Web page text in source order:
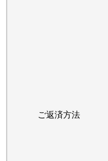
ご返済方法